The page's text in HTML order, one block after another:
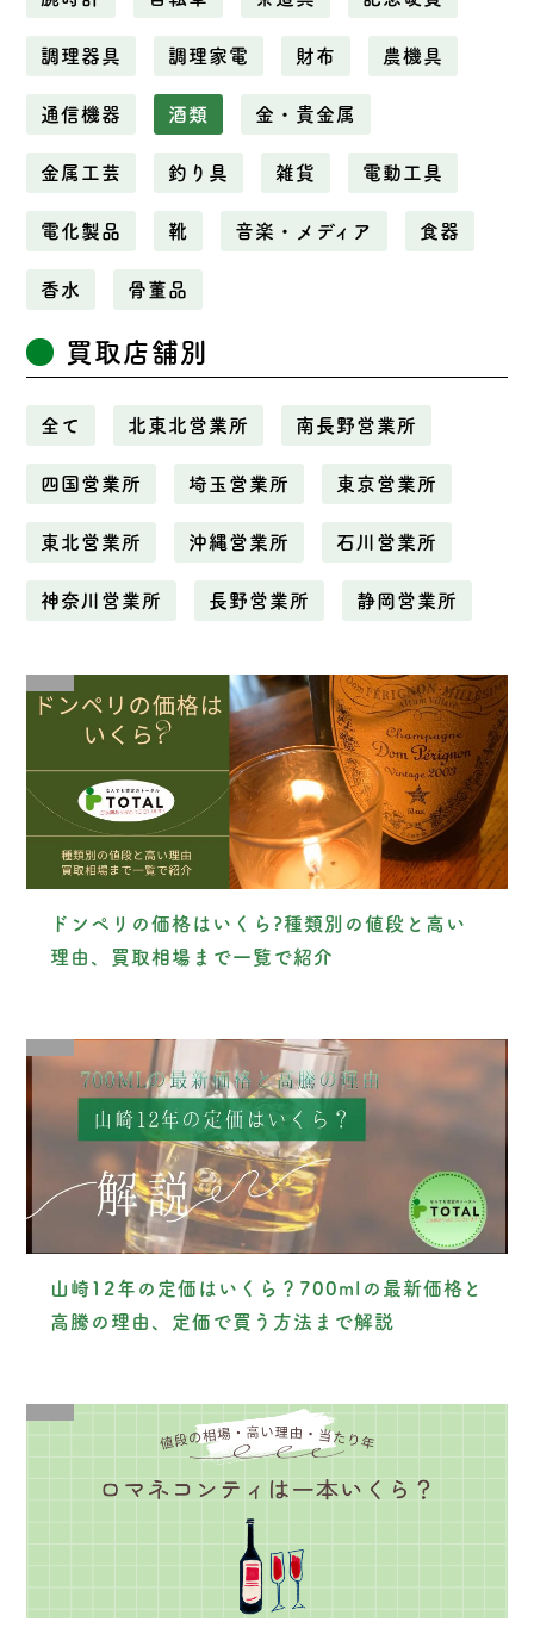
調理器具 調理家電 財布 農機具
通信機器 酒類 金・貴金属
金属工芸 釣り具 雑貨 電動工具
電化製品 靴 音楽・メディア 食器
香水 骨董品
買取店舗別
全て 北東北営業所 南長野営業所
四国営業所 埼玉営業所 東京営業所
東北営業所 沖縄営業所 石川営業所
神奈川営業所 長野営業所 静岡営業所
ドンペリの価格はいくら?種類別の値段と高い
理由、買取相場まで一覧で紹介
山崎12年の定価はいくら？700mlの最新価格と
高騰の理由、定価で買う方法まで解説